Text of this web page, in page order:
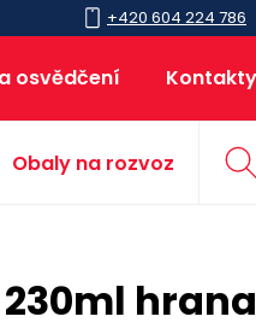
+420 604 224 786
osvědčení Kontakty
Obaly na rozvoz
230ml